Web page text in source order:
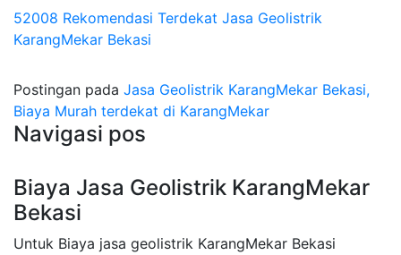
52008 Rekomendasi Terdekat Jasa Geolistrik
KarangMekar Bekasi
Postingan pada Jasa Geolistrik KarangMekar Bekasi,
Biaya Murah terdekat di KarangMekar
Navigasi pos
Biaya Jasa Geolistrik KarangMekar
Bekasi
Untuk Biaya jasa geolistrik KarangMekar Bekasi